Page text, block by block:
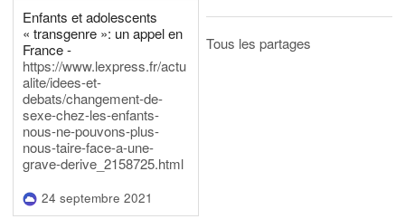
Enfants et adolescents
« transgenre »: un appel en
France -
https://www.lexpress.fr/actu
alite/idees-et-
debats/changement-de-
sexe-chez-les-enfants-
nous-ne-pouvons-plus-
nous-taire-face-a-une-
grave-derive_2158725.html
24 septembre 2021
Tous les partages